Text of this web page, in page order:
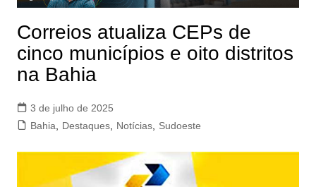
Correios atualiza CEPs de
cinco municípios e oito distritos
na Bahia
3 de julho de 2025
Bahia, Destaques, Notícias, Sudoeste